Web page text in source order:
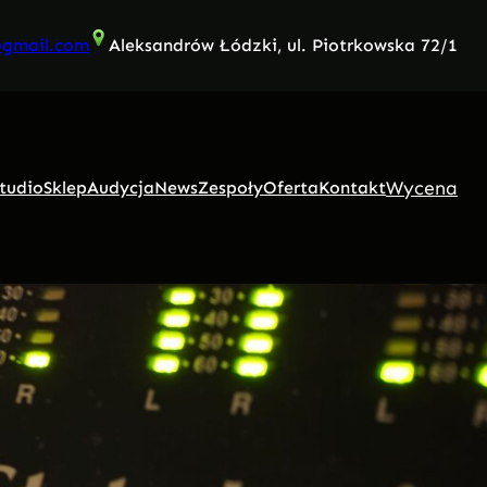
Aleksandrów Łódzki, ul. Piotrkowska 72/1
SklepAudycjaNewsZespołyOfertaKontaktWycena